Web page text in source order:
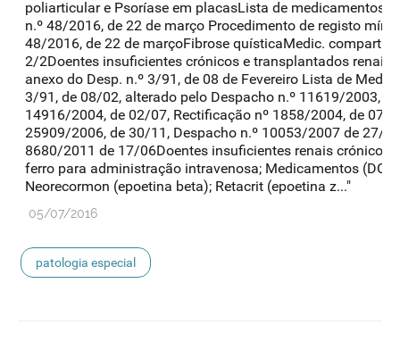
poliarticular e Psoríase em placasLista de medicamentos
n.º 48/2016, de 22 de março Procedimento de registo
48/2016, de 22 de marçoFibrose quísticaMedic.
2/2Doentes insuficientes crónicos e transplantados renais
anexo do Desp. n.º 3/91, de 08 de Fevereiro Lista de
3/91, de 08/02, alterado pelo Despacho n.º 11619/2003,
14916/2004, de 02/07, Rectificação nº 1858/2004, de 07/
25909/2006, de 30/11, Despacho n.º 10053/2007 de 27/
8680/2011 de 17/06Doentes insuficientes renais
ferro para administração intravenosa; Medicamentos
Neorecormon (epoetina beta); Retacrit (epoetina z..."
05/07/2016
patologia especial